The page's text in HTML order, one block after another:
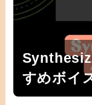
すめボイ